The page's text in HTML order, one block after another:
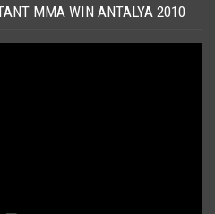
MMA WIN ANTALYA 2010